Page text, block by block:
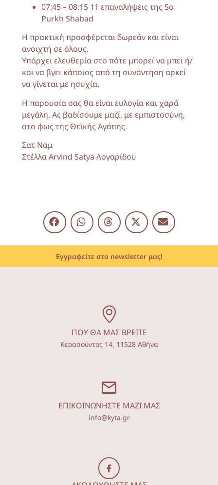
07:45 – 08:15 11 επαναλήψεις της So
Purkh Shabad
Η πρακτική προσφέρεται δωρεάν και είναι
ανοιχτή σε όλους.
Υπάρχει ελευθερία στο πότε μπορεί να μπει ή/
και να βγει κάποιος από τη συνάντηση αρκεί
να γίνεται με ησυχία.
Η παρουσία σας θα είναι ευλογία και χαρά
μεγάλη. Ας βαδίσουμε μαζί, με εμπιστοσύνη,
στο φως της Θεϊκής Αγάπης.
Σατ Ναμ
Στέλλα Arvind Satya Λογαρίδου
Εγγραφείτε στο newsletter μας!
ΠΟΥ ΘΑ ΜΑΣ ΒΡΕΙΤΕ
Κερασούντος 14, 11528 Αθήνα
ΕΠΙΚΟΙΝΩΝΗΣΤΕ ΜΑΖΙ ΜΑΣ
info@kyta.gr